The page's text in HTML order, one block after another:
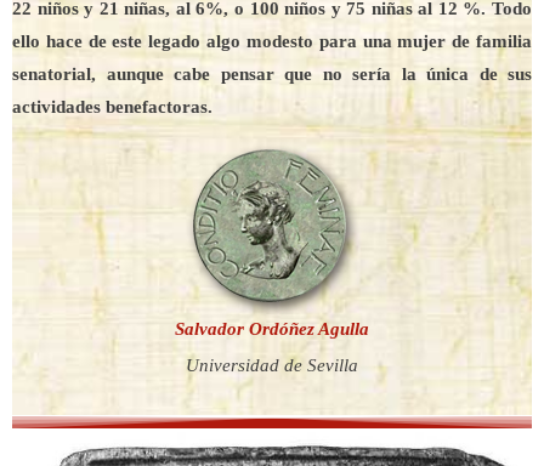
22 niños y 21 niñas, al 6%, o 100 niños y 75 niñas al 12 %. Todo
ello hace de este legado algo modesto para una mujer de familia
senatorial, aunque cabe pensar que no sería la única de sus
actividades benefactoras.
Salvador Ordóñez Agulla
Universidad de Sevilla